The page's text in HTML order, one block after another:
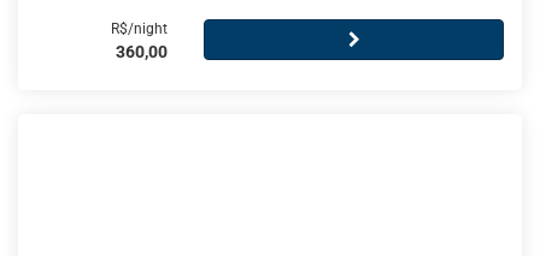
R$/night
360,00